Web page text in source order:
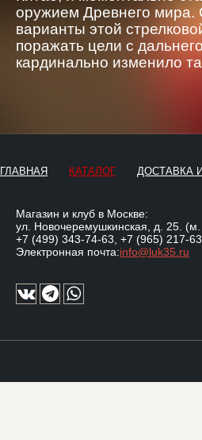
оружием Древнего мира.
варианты этой
поражать цели с
кардинально изменило
ГЛАВНАЯ КАТАЛОГ ДОСТАВКА
Магазин и клуб в Москве:
ул. Новочеремушкинская, д. 25.
+7 (499) 343-74-63 +7 (965) 217-
Электронная почта:info@luk35.ru